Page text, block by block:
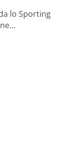
lo Sporting